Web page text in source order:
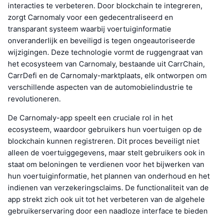
interacties te verbeteren. Door blockchain te integreren,
zorgt Carnomaly voor een gedecentraliseerd en
transparant systeem waarbij voertuiginformatie
onveranderlijk en beveiligd is tegen ongeautoriseerde
wijzigingen. Deze technologie vormt de ruggengraat van
het ecosysteem van Carnomaly, bestaande uit CarrChain,
CarrDefi en de Carnomaly-marktplaats, elk ontworpen om
verschillende aspecten van de automobielindustrie te
revolutioneren.
De Carnomaly-app speelt een cruciale rol in het
ecosysteem, waardoor gebruikers hun voertuigen op de
blockchain kunnen registreren. Dit proces beveiligt niet
alleen de voertuiggegevens, maar stelt gebruikers ook in
staat om beloningen te verdienen voor het bijwerken van
hun voertuiginformatie, het plannen van onderhoud en het
indienen van verzekeringsclaims. De functionaliteit van de
app strekt zich ook uit tot het verbeteren van de algehele
gebruikerservaring door een naadloze interface te bieden